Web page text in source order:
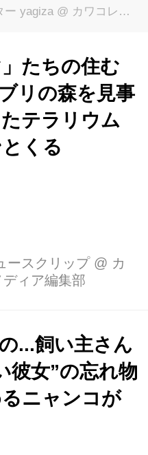
ー yagiza @ カワコレメディア編集部
」たちの住む
リの森を見事
テラリウム
くる
ースクリップ @ カ
ディア編集部
...飼い主さん
彼女”の忘れ物
ニャンコが